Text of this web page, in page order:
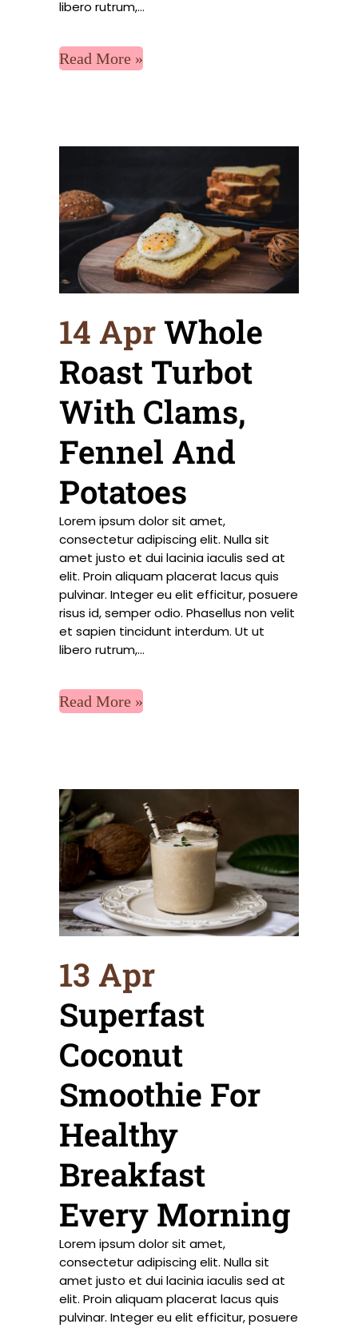
libero rutrum,...
Read More
14 AprWhole
Roast Turbot
With Clams,
Fennel And
Potatoes
Lorem ipsum dolor sit amet,
consectetur adipiscing elit. Nulla sit
amet justo et dui lacinia iaculis sed at
elit. Proin aliquam placerat lacus quis
pulvinar. Integer eu elit efficitur, posuere
risus id, semper odio. Phasellus non velit
et sapien tincidunt interdum. Ut ut
libero rutrum,...
Read More
13 Apr
Superfast
Coconut
Smoothie For
Healthy
Breakfast
Every Morning
Lorem ipsum dolor sit amet,
consectetur adipiscing elit. Nulla sit
amet justo et dui lacinia iaculis sed at
elit. Proin aliquam placerat lacus quis
pulvinar. Integer eu elit efficitur, posuere